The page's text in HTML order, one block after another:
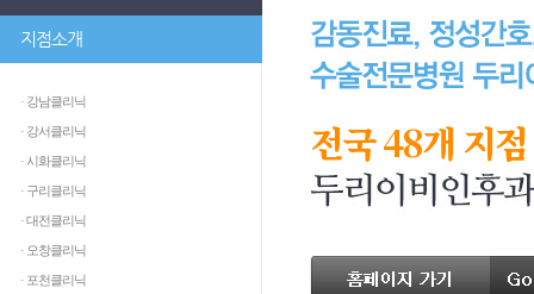
지점소개
· 강남클리닉
· 강서클리닉
· 시화클리닉
· 구리클리닉
· 대전클리닉
· 오창클리닉
· 포천클리닉
전국 48개 지점